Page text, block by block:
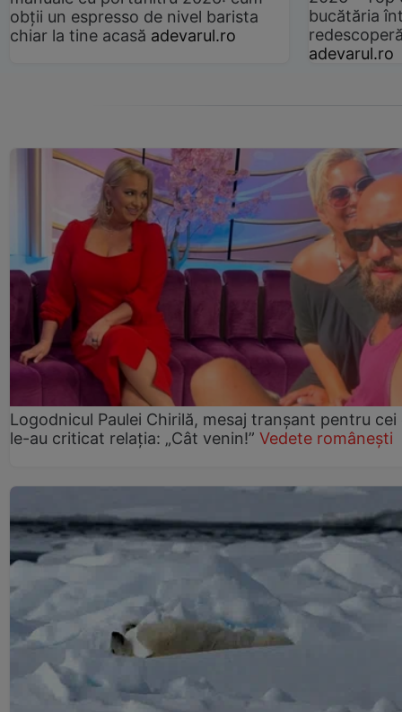
obții un espresso de nivel barista
chiar la tine acasă adevarul.ro
bucătăria
adevarul.ro
Logodnicul Paulei Chirilă, mesaj tranșant pentru cei
le-au criticat relația: „Cât venin!” Vedete românești